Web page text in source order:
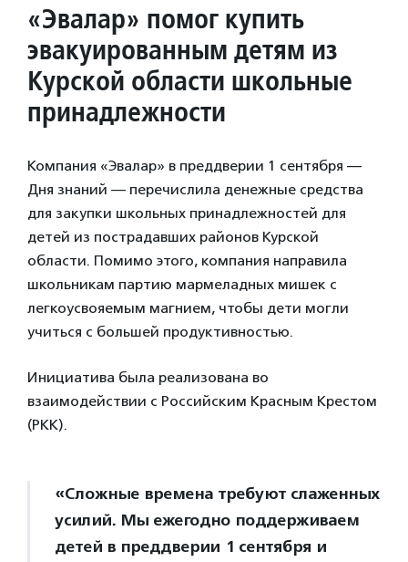
«Эвалар» помог купить
эвакуированным детям из
Курской области школьные
принадлежности
Компания «Эвалар» в преддверии 1 сентября —
Дня знаний — перечислила денежные средства
для закупки школьных принадлежностей для
детей из пострадавших районов Курской
области. Помимо этого, компания направила
школьникам партию мармеладных мишек с
легкоусвояемым магнием, чтобы дети могли
учиться с большей продуктивностью.
Инициатива была реализована во
взаимодействии с Российским Красным Крестом
(РКК).
«Сложные времена требуют слаженных
усилий. Мы ежегодно поддерживаем
детей в преддверии 1 сентября и